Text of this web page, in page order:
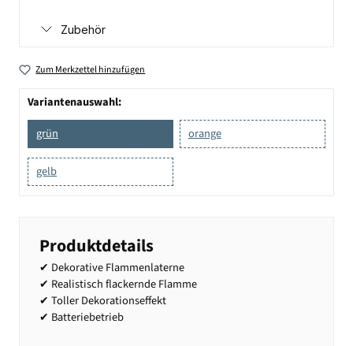
Zubehör
Zum Merkzettel hinzufügen
Variantenauswahl:
grün
orange
gelb
Produktdetails
✔ Dekorative Flammenlaterne
✔ Realistisch flackernde Flamme
✔ Toller Dekorationseffekt
✔ Batteriebetrieb